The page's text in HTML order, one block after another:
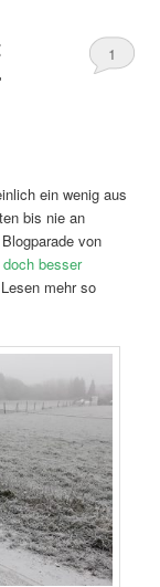
1
ein wenig aus
bis nie an
von
besser
mehr so